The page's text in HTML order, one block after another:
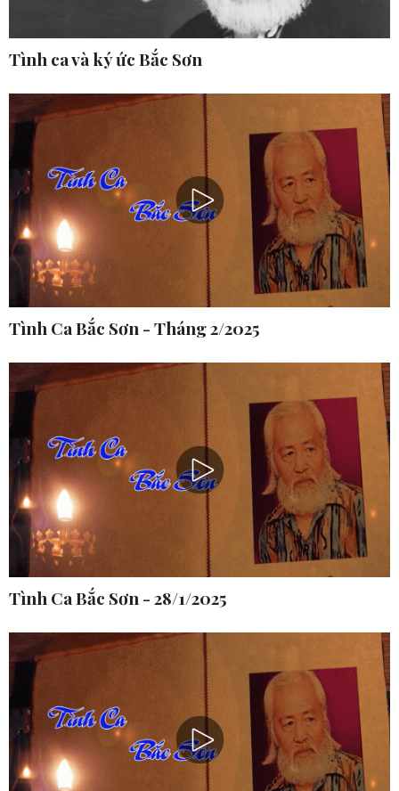
Tình ca và ký ức Bắc Sơn
Tình Ca Bắc Sơn - Tháng 2/2025
Tình Ca Bắc Sơn - 28/1/2025